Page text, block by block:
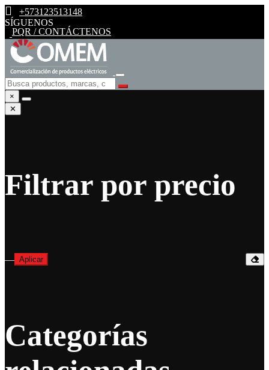
+573123513148
SÍGUENOS
PQR / CONTÁCTENOS
×
✕
Filtrar por precio
— Aplicar
Categorías